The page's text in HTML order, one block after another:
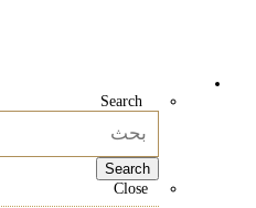
حقن الوريد في دبي
Search
Search
Close